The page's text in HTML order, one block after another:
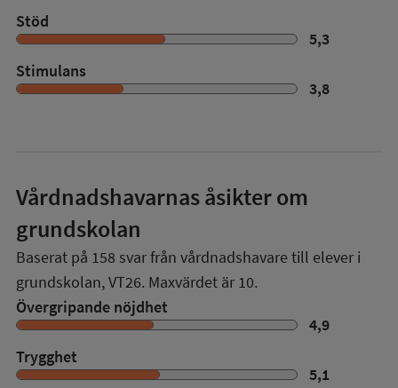
Stöd
5,3
Stimulans
3,8
Vårdnadshavarnas åsikter om
grundskolan
Baserat på 158 svar från vårdnadshavare till elever i
grundskolan,VT26. Maxvärdet är 10.
Övergripande nöjdhet
4,9
Trygghet
5,1